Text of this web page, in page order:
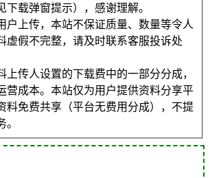
下载弹窗提示），感谢理解。
上传，本站不保证质量、数量等令人
虚假不完整，请及时联系客服投诉处
传人设置的下载费中的一部分分成，
营成本。本站仅为用户提供资料分享平
料免费共享（平台无费用分成），不提